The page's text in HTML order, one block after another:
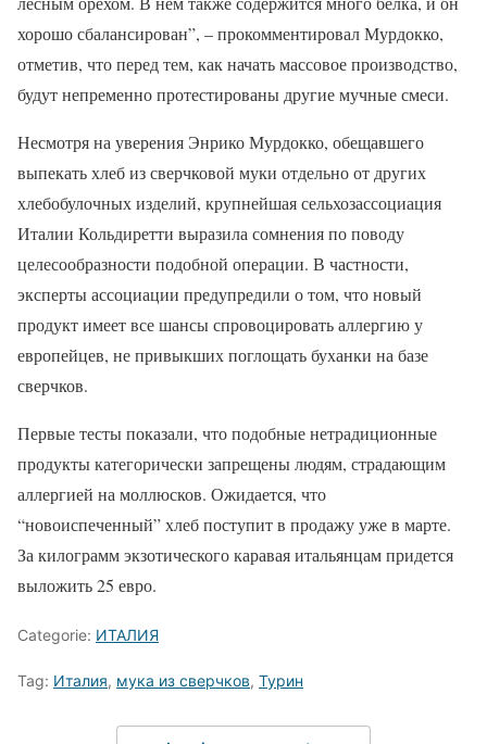
хорошо сбалансирован”, – прокомментировал Мурдокко,
отметив, что перед тем, как начать массовое производство,
будут непременно протестированы другие мучные смеси.
Несмотря на уверения Энрико Мурдокко, обещавшего
выпекать хлеб из сверчковой муки отдельно от других
хлебобулочных изделий, крупнейшая сельхозассоциация
Италии Кольдиретти выразила сомнения по поводу
целесообразности подобной операции. В частности,
эксперты ассоциации предупредили о том, что новый
продукт имеет все шансы спровоцировать аллергию у
европейцев, не привыкших поглощать буханки на базе
сверчков.
Первые тесты показали, что подобные нетрадиционные
продукты категорически запрещены людям, страдающим
аллергией на моллюсков. Ожидается, что
“новоиспеченный” хлеб поступит в продажу уже в марте.
За килограмм экзотического каравая итальянцам придется
выложить 25 евро.
Categorie: ИТАЛИЯ
Tag: Италия, мука из сверчков, Турин